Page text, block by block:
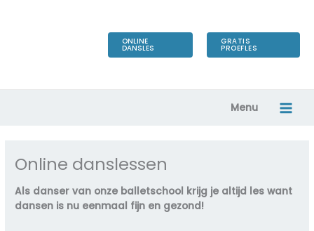
ONLINE
DANSLES
GRATIS
PROEFLES
Menu
Online danslessen
Als danser van onze balletschool krijg je altijd les want
dansen is nu eenmaal fijn en gezond!